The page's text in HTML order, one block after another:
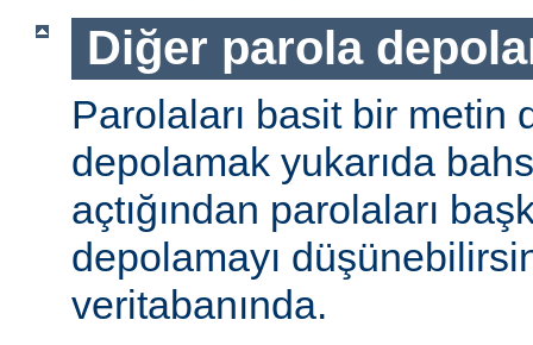
Diğer parola
Parolaları basit bir metin
depolamak yukarıda
açtığından parolaları
depolamayı
veritabanında.